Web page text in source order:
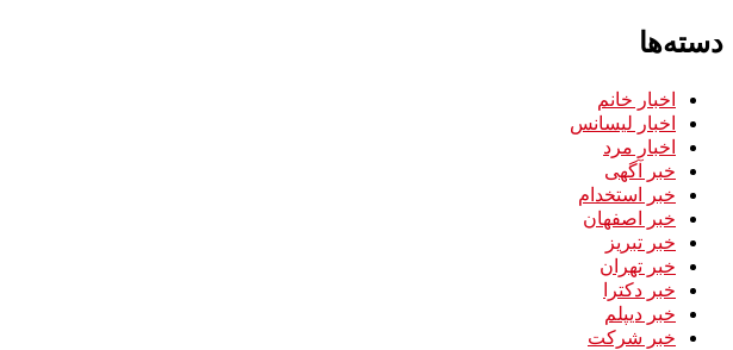
دسته‌ها
اخبار خانم
اخبار لیسانس
اخبار مرد
خبر آگهی
خبر استخدام
خبر اصفهان
خبر تبریز
خبر تهران
خبر دکترا
خبر دیپلم
خبر شرکت